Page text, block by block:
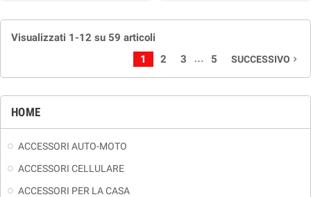
HOME
ACCESSORI AUTO-MOTO
ACCESSORI CELLULARE
ACCESSORI PER LA CASA
Visualizzati 1-12 su 59 articoli
1
2 3 … 5 SUCCESSIVO navigate_next